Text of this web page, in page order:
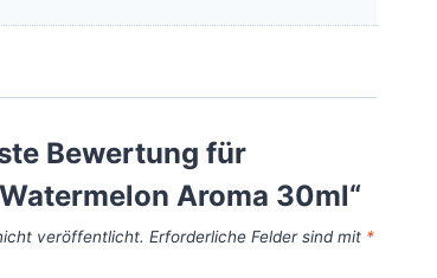
Bewertung für
Aroma 30ml“
veröffentlicht. Erforderliche Felder sind mit *